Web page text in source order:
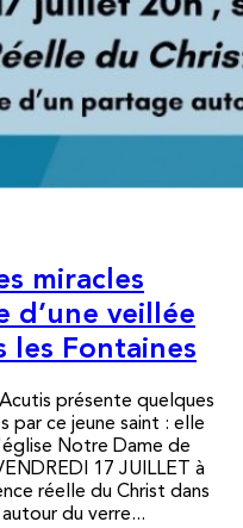
miracles
d’une veillée
les Fontaines
présente quelques
par ce jeune saint : elle
Notre Dame de
17 JUILLET à
réelle du Christ dans
du verre...